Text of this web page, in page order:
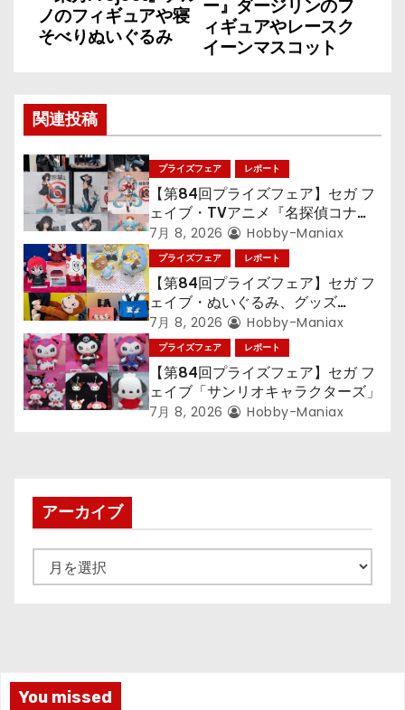
ナ
ゲ
ー
シ
ョ
ン
ー』ダージリンのフ
ィギュアやレースク
イーンマスコット
ノのフィギュアや寝
そべりぬいぐるみ
関連投稿
プライズフェア レポート
【第84回プライズフェア】セガ フ
ェイブ・TVアニメ『名探偵コナ
ン』TVアニメ『呪術廻戦』『〈物
語〉シリーズ』「初音ミク」
7月 8, 2026 Hobby-Maniax
プライズフェア レポート
【第84回プライズフェア】セガ フ
ェイブ・ぬいぐるみ、グッズ
『LiSA』『ミニオン』『おさるの
ジョージ』『ポケットモンスター』
7月 8, 2026 Hobby-Maniax
プライズフェア レポート
【第84回プライズフェア】セガ フ
ェイブ「サンリオキャラクターズ」
7月 8, 2026 Hobby-Maniax
アーカイブ
ー
You missed